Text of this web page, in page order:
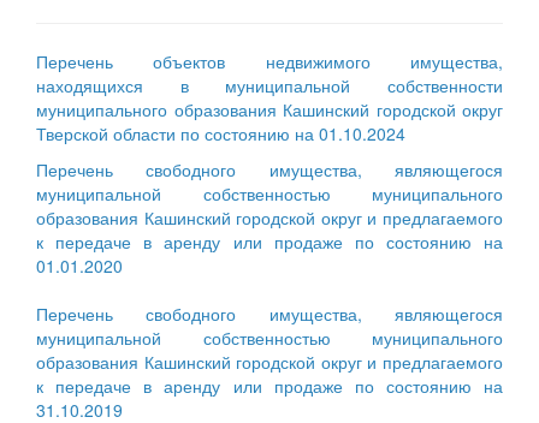
Перечень объектов недвижимого имущества,
находящихся в муниципальной собственности
муниципального образования Кашинский городской округ
Тверской области по состоянию на 01.10.2024
Перечень свободного имущества, являющегося
муниципальной собственностью муниципального
образования Кашинский городской округ и предлагаемого
к передаче в аренду или продаже по состоянию на
01.01.2020
Перечень свободного имущества, являющегося
муниципальной собственностью муниципального
образования Кашинский городской округ и предлагаемого
к передаче в аренду или продаже по состоянию на
31.10.2019